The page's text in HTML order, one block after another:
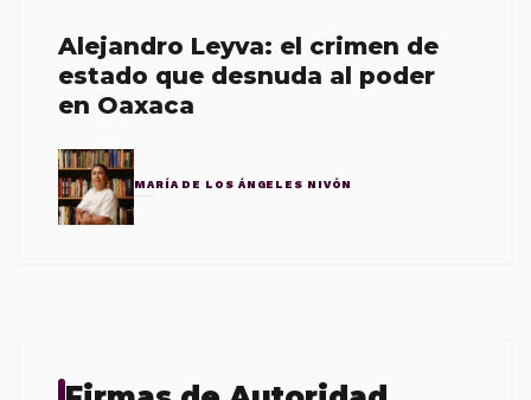
Alejandro Leyva: el crimen de
estado que desnuda al poder
en Oaxaca
MARÍA DE LOS ÁNGELES NIVÓN